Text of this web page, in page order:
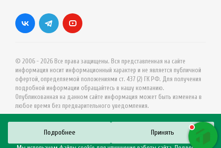
© 2006 - 2026 Все права защищены. Вся представленная на сайте
информация носит информационный характер и не является публичной
офертой, определяемой положениями ст. 437 (2) ГК РФ. Для получения
подробной информации обращайтесь в нашу компанию.
Опубликованная на данном сайте информация может быть изменена в
любое время без предварительного уведомления.
Подробнее Принять